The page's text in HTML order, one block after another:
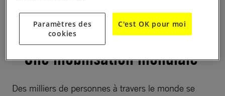
Une mobilisation mondiale
Des milliers de personnes à travers le monde se
Paramètres des
cookies
C'est OK pour moi